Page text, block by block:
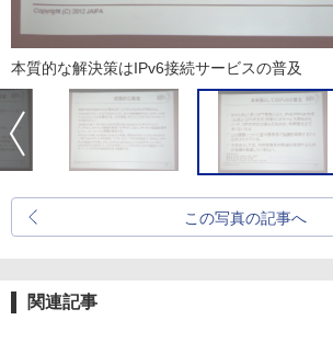
本質的な解決策はIPv6接続サービスの普及
この写真の記事へ
関連記事